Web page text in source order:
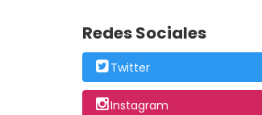
Redes Sociales
Twitter
Instagram